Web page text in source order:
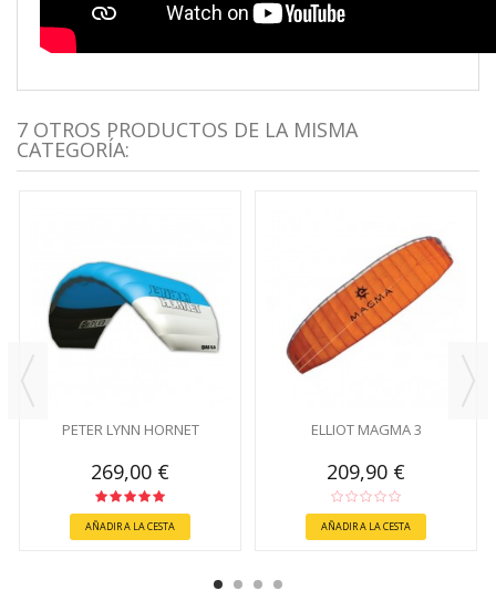
7 OTROS PRODUCTOS DE LA MISMA
CATEGORÍA:
PETER LYNN HORNET
269,00 €
AÑADIR A LA CESTA
ELLIOT MAGMA 3
209,90 €
AÑADIR A LA CESTA